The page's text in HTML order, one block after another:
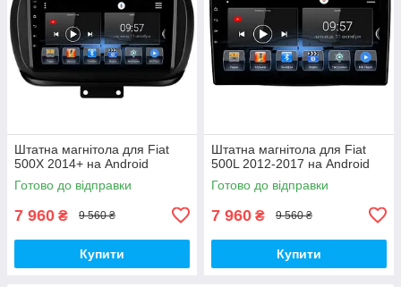
Штатна магнітола для Fiat
500X 2014+ на Android
Готово до відправки
7 960 ₴ 9 560 ₴
Купити
Штатна магнітола для Fiat
500L 2012-2017 на Android
Готово до відправки
7 960 ₴ 9 560 ₴
Купити